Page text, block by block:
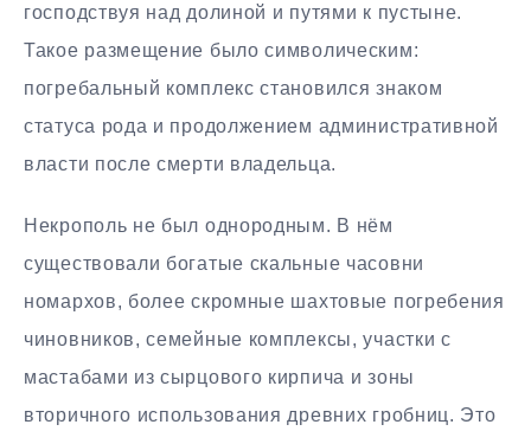
господствуя над долиной и путями к пустыне.
Такое размещение было символическим:
погребальный комплекс становился знаком
статуса рода и продолжением административной
власти после смерти владельца.
Некрополь не был однородным. В нём
существовали богатые скальные часовни
номархов, более скромные шахтовые погребения
чиновников, семейные комплексы, участки с
мастабами из сырцового кирпича и зоны
вторичного использования древних гробниц. Это